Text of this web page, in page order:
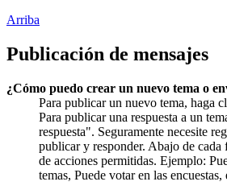
Arriba
Publicación de mensajes
¿Cómo puedo crear un nuevo tema o
Para publicar un nuevo tema, haga
Para publicar una respuesta a un
respuesta". Seguramente necesite
publicar y responder. Abajo de cada
de acciones permitidas. Ejemplo:
temas, Puede votar en las encuestas,